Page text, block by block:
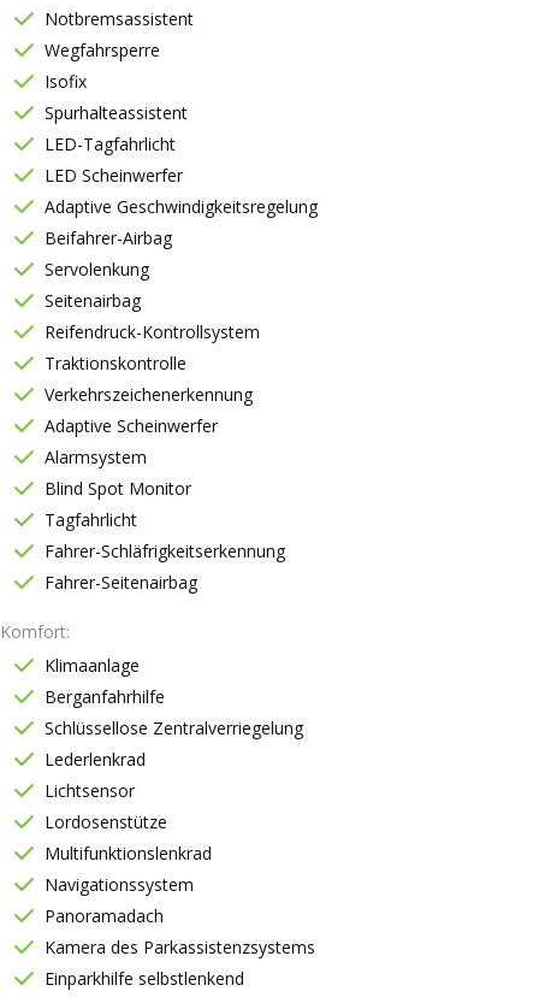
Notbremsassistent
Wegfahrsperre
Isofix
Spurhalteassistent
LED-Tagfahrlicht
LED Scheinwerfer
Adaptive Geschwindigkeitsregelung
Beifahrer-Airbag
Servolenkung
Seitenairbag
Reifendruck-Kontrollsystem
Traktionskontrolle
Verkehrszeichenerkennung
Adaptive Scheinwerfer
Alarmsystem
Blind Spot Monitor
Tagfahrlicht
Fahrer-Schläfrigkeitserkennung
Fahrer-Seitenairbag
Komfort
Klimaanlage
Berganfahrhilfe
Schlüssellose Zentralverriegelung
Lederlenkrad
Lichtsensor
Lordosenstütze
Multifunktionslenkrad
Navigationssystem
Panoramadach
Kamera des Parkassistenzsystems
Einparkhilfe selbstlenkend